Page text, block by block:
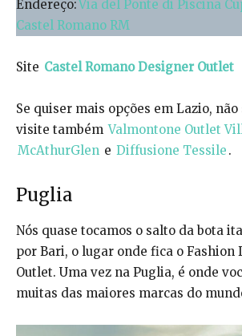
Endereço:Via del Ponte di Piscina
Castel Romano RM
Site Castel Romano Designer Outlet
Se quiser mais opções em Lazio, não
visite também Valmontone Outlet
McAthurGlen e Diffusione Tessile .
Puglia
Nós quase tocamos o salto da bota
por Bari, o lugar onde fica o
Outlet. Uma vez na Puglia, é onde
muitas das maiores marcas do